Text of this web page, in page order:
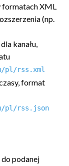
formatach XML
(np.
kanału,
pl/rss.xml
format
pl/rss.json
podanej